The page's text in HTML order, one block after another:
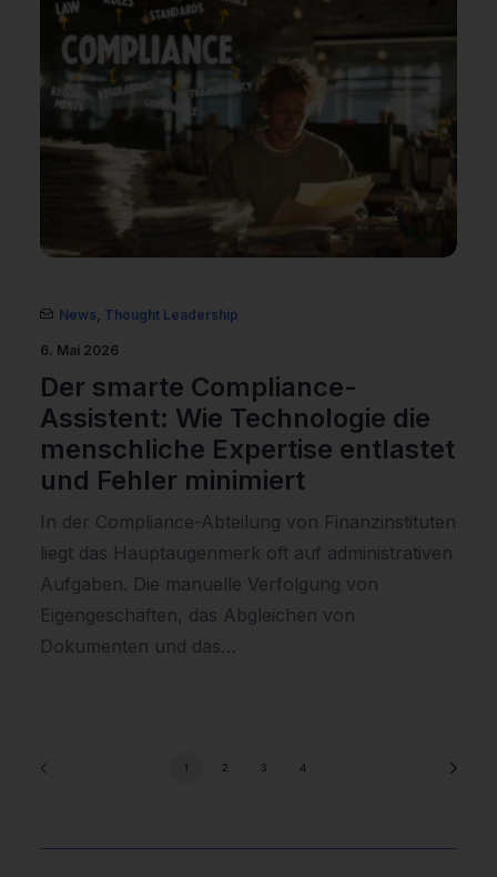
News Thought Leadership
6. Mai 2026
Der smarte Compliance-
Assistent: Wie Technologie die
menschliche Expertise entlastet
und Fehler minimiert
In der Compliance-Abteilung von Finanzinstituten
liegt das Hauptaugenmerk oft auf administrativen
Aufgaben. Die manuelle Verfolgung von
Eigengeschäften, das Abgleichen von
Dokumenten und das…
1 2 3 4